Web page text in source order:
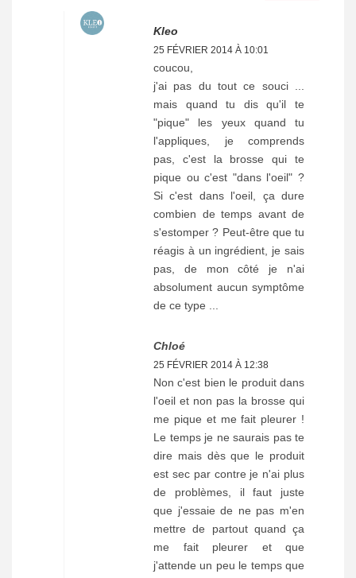
Kleo
25 FÉVRIER 2014 À 10:01
coucou,
j'ai pas du tout ce souci ...
mais quand tu dis qu'il te
"pique" les yeux quand tu
l'appliques, je comprends
pas, c'est la brosse qui te
pique ou c'est "dans l'oeil" ?
Si c'est dans l'oeil, ça dure
combien de temps avant de
s'estomper ? Peut-être que tu
réagis à un ingrédient, je sais
pas, de mon côté je n'ai
absolument aucun symptôme
de ce type ...
Chloé
25 FÉVRIER 2014 À 12:38
Non c'est bien le produit dans
l'oeil et non pas la brosse qui
me pique et me fait pleurer !
Le temps je ne saurais pas te
dire mais dès que le produit
est sec par contre je n'ai plus
de problèmes, il faut juste
que j'essaie de ne pas m'en
mettre de partout quand ça
me fait pleurer et que
j'attende un peu le temps que